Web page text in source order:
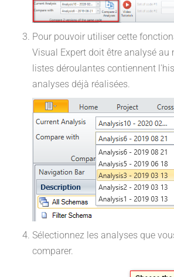
Pour pouvoir utiliser cette
Visual Expert doit être analysé au
listes déroulantes contiennent
analyses déjà réalisées.
Sélectionnez les analyses que
comparer.